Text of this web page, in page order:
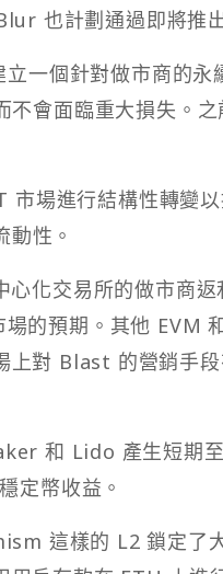
也計劃通過即將推
一個針對做市商的永
會面臨重大損失。
場進行結構性轉變
性。
化交易所的做市商
的預期。其他 EVM
上對 Blast 的營銷手
和 Lido 產生短期
定幣收益。
這樣的 L2 鎖定了